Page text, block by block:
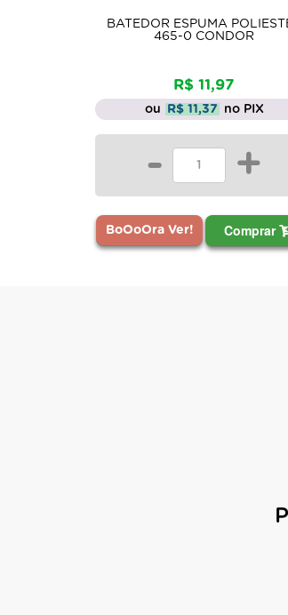
BATEDOR ESPUMA
465-0 CONDOR
R$ 11,97
ou R$ 11,37 no PIX
- +
BoOoOra Ver! Comprar